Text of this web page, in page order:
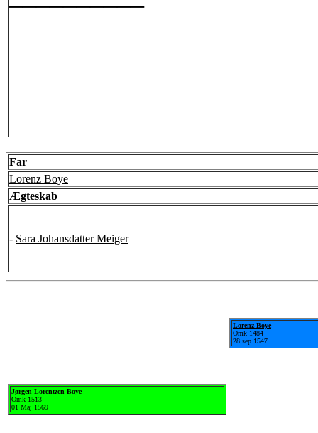
Far
Lorenz Boye
Ægteskab
- Sara Johansdatter Meiger
Jørgen Lorentzen Boye
Omk 1513
01 Maj 1569
Lorenz Boye
Omk 1484
28 sep 1547